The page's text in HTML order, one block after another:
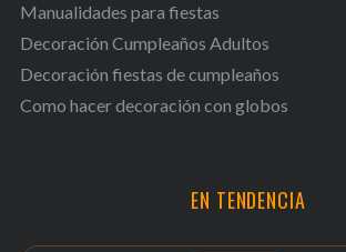
Manualidades para fiestas
Decoración Cumpleaños Adultos
Decoración fiestas de cumpleaños
Como hacer decoración con globos
EN TENDENCIA